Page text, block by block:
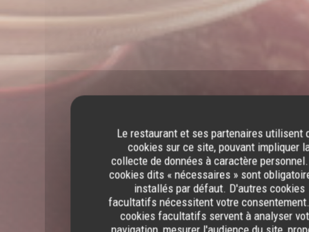
Le restaurant et ses partenaires utilisent
cookies sur ce site, pouvant impliquer
collecte de données à caractère
cookies dits « nécessaires » sont
installés par défaut. D'autres cookies
facultatifs nécessitent votre
cookies facultatifs servent à analyser
navigation, mesurer l'audience du site,